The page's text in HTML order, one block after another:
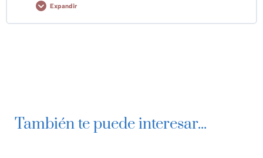
Expandir
También te puede interesar...